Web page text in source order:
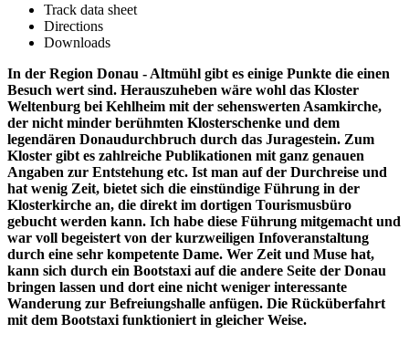
Track data sheet
Directions
Downloads
In der Region Donau - Altmühl gibt es einige Punkte die einen
Besuch wert sind. Herauszuheben wäre wohl das Kloster
Weltenburg bei Kehlheim mit der sehenswerten Asamkirche,
der nicht minder berühmten Klosterschenke und dem
legendären Donaudurchbruch durch das Juragestein. Zum
Kloster gibt es zahlreiche Publikationen mit ganz genauen
Angaben zur Entstehung etc. Ist man auf der Durchreise und
hat wenig Zeit, bietet sich die einstündige Führung in der
Klosterkirche an, die direkt im dortigen Tourismusbüro
gebucht werden kann. Ich habe diese Führung mitgemacht und
war voll begeistert von der kurzweiligen Infoveranstaltung
durch eine sehr kompetente Dame. Wer Zeit und Muse hat,
kann sich durch ein Bootstaxi auf die andere Seite der Donau
bringen lassen und dort eine nicht weniger interessante
Wanderung zur Befreiungshalle anfügen. Die Rücküberfahrt
mit dem Bootstaxi funktioniert in gleicher Weise.